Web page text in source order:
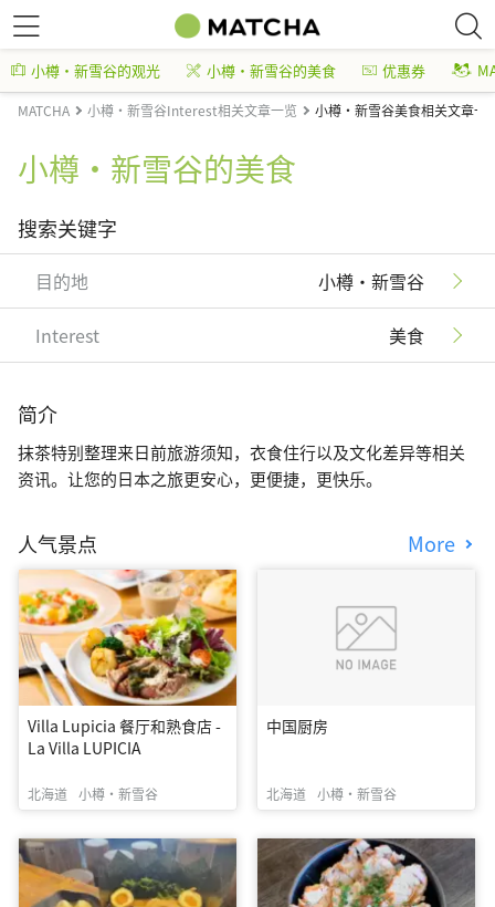
小樽・新雪谷的观光 小樽・新雪谷的美食 优惠券
MATCHA 小樽・新雪谷Interest相关文章一览 小樽・新雪谷美食相关文章一
小樽・新雪谷的美食
搜索关键字
目的地 小樽・新雪谷
Interest 美食
简介
抹茶特别整理来日前旅游须知，衣食住行以及文化差异等相关
资讯。让您的日本之旅更安心，更便捷，更快乐。
人气景点 More
Villa Lupicia 餐厅和熟食店 -
La Villa LUPICIA
北海道 小樽・新雪谷
中国厨房
北海道 小樽・新雪谷